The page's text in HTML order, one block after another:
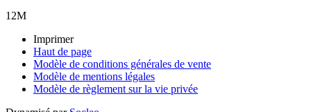
12M
Imprimer
Haut de page
Modèle de conditions générales de vente
Modèle de mentions légales
Modèle de règlement sur la vie privée